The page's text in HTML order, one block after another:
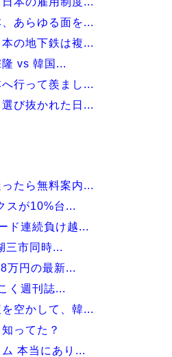
あらゆる面を...
の地下鉄は複...
vs 韓国...
行って羨まし...
び抜かれた日...
互RSS
たら無料案内...
スが10%台...
ド連続負け越...
三市同時...
万円の最新...
く週刊誌...
空かして、韓...
ってた？
ム 本当にあり...